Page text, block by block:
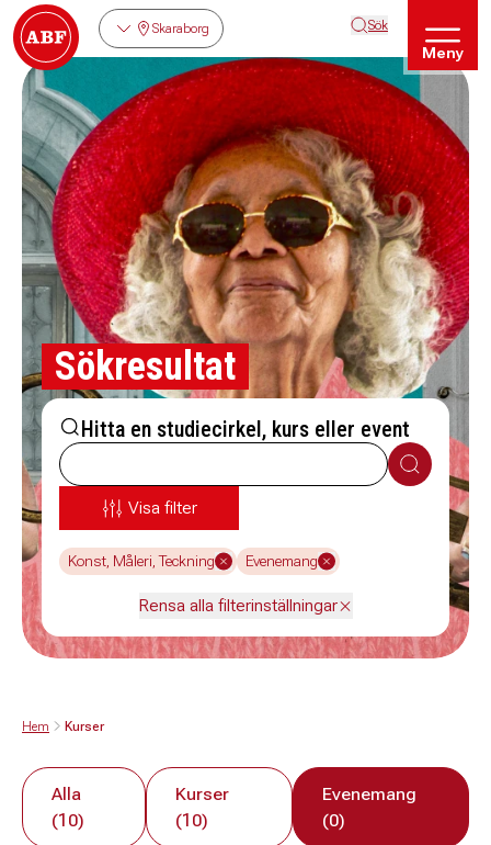
Skaraborg Sök
Meny
Sökresultat
Hitta en studiecirkel, kurs eller event
Sök
Visa filter
Konst, Måleri, Teckning Evenemang
Rensa alla filterinställningar
Hem Kurser
Alla
(10)
Kurser
(10)
Evenemang
(0)